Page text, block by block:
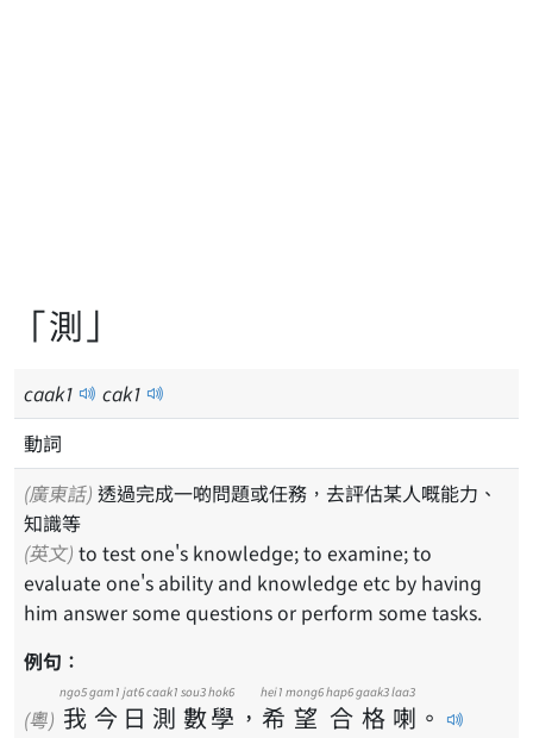
「測」
caak1 cak1
動詞
(廣東話)
知識等
(英文)
evaluate one's ability and knowledge etc by having
him answer some questions or perform some tasks.
例句：
(粵) 我
ngo5
今
gam1
日
jat6
測
caak1
數
sou3
學
hok6
， 希
hei1
望
mong6
合
hap6
格
gaak3
喇
laa3
。